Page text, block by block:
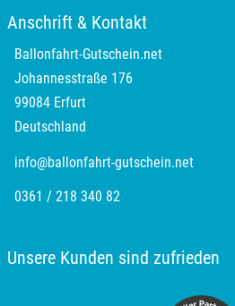
Anschrift & Kontakt
Ballonfahrt-Gutschein.net
Johannesstraße 176
99084 Erfurt
Deutschland
info@ballonfahrt-gutschein.net
0361 / 218 340 82
Unsere Kunden sind zufrieden
Pinneberg
Pirna
Plön
Potsdam-Mittelmark